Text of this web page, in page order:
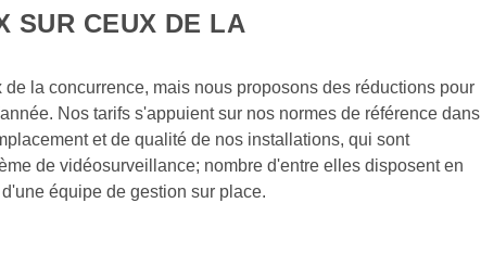
SUR CEUX DE LA
la concurrence, mais nous proposons des réductions pour
Nos tarifs s'appuient sur nos normes de référence dans
et de qualité de nos installations, qui sont
de vidéosurveillance; nombre d'entre elles disposent en
équipe de gestion sur place.